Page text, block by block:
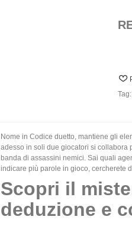
Tag:
Nome in Codice duetto, mantiene gli
adesso in soli due giocatori si collabora
banda di assassini nemici. Sai quali
indicare più parole in gioco, cercherete
Scopri il
deduzione e